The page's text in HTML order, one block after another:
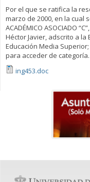
Por el que se ratifica la
marzo de 2000, en la cual
ACADÉMICO ASOCIADO
Héctor Javier, adscrito a
Educación Media
para acceder de categoría.
ing453.doc